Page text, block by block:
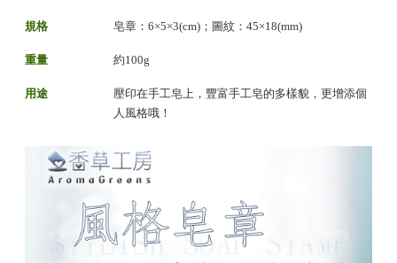
規格 皂章：6×5×3(cm)；圖紋：45×18(mm)
重量 約100g
用途
壓印在手工皂上，豐富手工皂的多樣貌，更增添個
人風格哦！